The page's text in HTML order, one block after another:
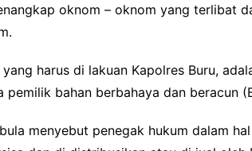
oknom – oknom yang terlibat
harus di lakuan Kapolres Buru,
pemilik bahan berbahaya dan beracun
menyebut penegak hukum dalam